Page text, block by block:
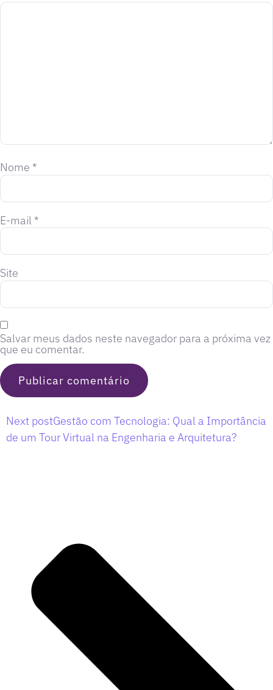
Nome *
E-mail *
Site
Salvar meus dados neste navegador para a próxima vez
que eu comentar.
Next postGestão com Tecnologia: Qual a Importância
de um Tour Virtual na Engenharia e Arquitetura?